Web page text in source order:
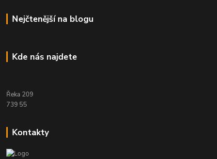
Nejčtenější na blogu
Kde nás najdete
Řeka 209
739 55
Kontakty